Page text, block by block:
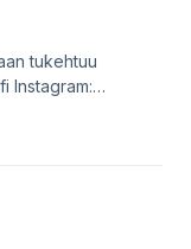
tukehtuu
Instagram: